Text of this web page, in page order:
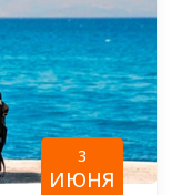
3
ИЮНЯ